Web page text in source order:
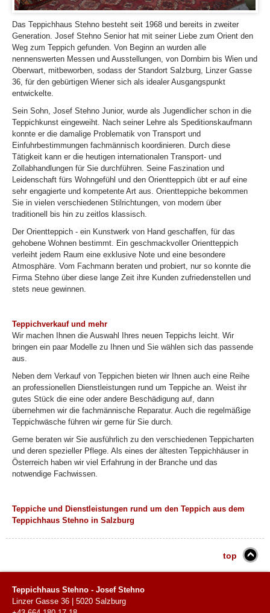
Das Teppichhaus Stehno besteht seit 1968 und bereits in zweiter
Generation. Josef Stehno Senior hat mit seiner Liebe zum Orient den
Weg zum Teppich gefunden. Von Beginn an wurden alle
nennenswerten Messen und Ausstellungen, von Dornbirn bis Wien und
Oberwart, mitbeworben, sodass der Standort Salzburg, Linzer Gasse
36, für den gebürtigen Wiener sich als idealer Ausgangspunkt
entwickelte.
Sein Sohn, Josef Stehno Junior, wurde als Jugendlicher schon in die
Teppichkunst eingeweiht. Nach seiner Lehre als Speditionskaufmann
konnte er die damalige Problematik von Transport und
Einfuhrbestimmungen fachmännisch koordinieren. Durch diese
Tätigkeit kann er die heutigen internationalen Transport- und
Zollabhandlungen für Sie durchführen. Seine Faszination und
Leidenschaft fürs Wohngefühl und den Orientteppich übt er auf eine
sehr engagierte und kompetente Art aus. Orientteppiche bekommen
Sie in vielen verschiedenen Stilrichtungen, von modern über
traditionell bis hin zu zeitlos klassisch.
Der Orientteppich - ein Kunstwerk von Hand geschaffen, für das
gehobene Wohnen bestimmt. Ein geschmackvoller Orientteppich
verleiht jedem Raum eine exklusive Note und eine besondere
Atmosphäre. Vom Fachmann beraten und probiert, nur so konnte die
Firma Stehno über diese lange Zeit ihre Kunden zufriedenstellen und
stets neue gewinnen.
Teppichverkauf und mehr
Wir machen Ihnen die Auswahl Ihres neuen Teppichs leicht. Wir
bringen ein paar Modelle zu Ihnen und Sie wählen sich das passende
aus.
Neben dem Verkauf von Teppichen bieten wir Ihnen auch eine Reihe
an professionellen Dienstleistungen rund um Teppiche an. Weist ihr
gutes Stück die eine oder andere Beschädigung auf, dann
übernehmen wir die fachmännische Reparatur. Auch die regelmäßige
Teppichwäsche führen wir gerne für Sie durch.
Gerne beraten wir Sie ausführlich zu den verschiedenen Teppicharten
und deren spezieller Pflege. Als eines der ältesten Teppichhäuser in
Österreich haben wir viel Erfahrung in der Branche und das
notwendige Fachwissen.
Teppiche und Dienstleistungen rund um den Teppich aus dem
Teppichhaus Stehno in Salzburg
top
Teppichhaus Stehno - Josef Stehno
Linzer Gasse 36
5020 Salzburg